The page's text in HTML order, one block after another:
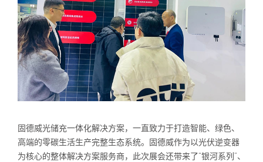
固德威光储充一体化解决方案，一直致力于打造智能、绿色、
高端的零碳生活生产完整生态系统。固德威作为以光伏逆变器
为核心的整体解决方案服务商，此次展会还带来了“银河系列”、